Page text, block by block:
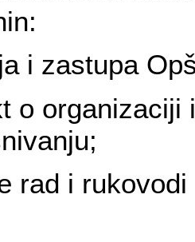
i zastupa
o
rad i